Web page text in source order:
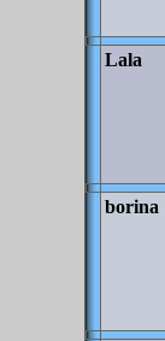
Lala
borina